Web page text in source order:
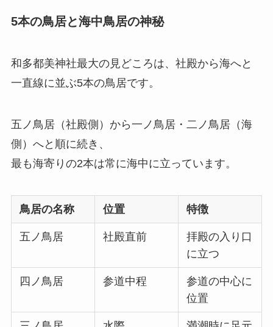
5本の鳥居と海中鳥居の神秘
和多都美神社最大の見どころは、社殿から海へと
一直線に並ぶ5本の鳥居です。
五ノ鳥居（社殿側）から一ノ鳥居・二ノ鳥居（海
側）へと順に続き、
最も海寄りの2本は常に海中に立っています。
鳥居の名称 位置 特徴
五ノ鳥居 社殿直前
拝殿の入り口
に立つ
四ノ鳥居 参道中程
参道の中心に
位置